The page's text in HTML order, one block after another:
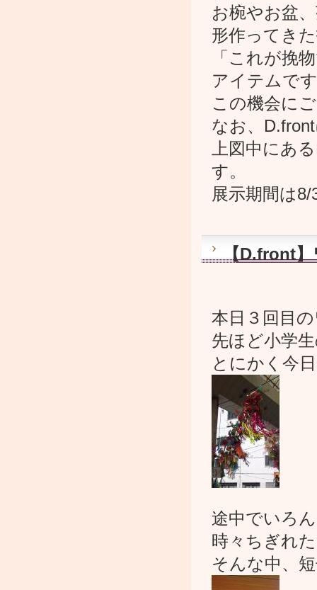
お椀やお盆
形作ってき
「これが挽
アイテムで
この機会に
なお、
上図中にあ
す。
展示期間は
【D.front
本日３回目
先ほど小学
とにかく今
途中でいろ
時々ちぎれ
そんな中、